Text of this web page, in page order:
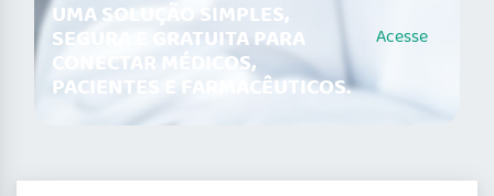
UMA SOLUÇÃO SIMPLES,
SEGURA E GRATUITA PARA
CONECTAR MÉDICOS,
PACIENTES E FARMACÊUTICOS.
Acesse